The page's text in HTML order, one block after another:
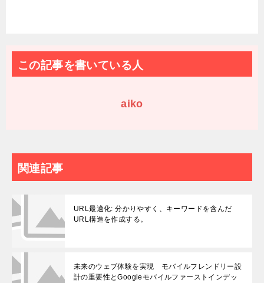
この記事を書いている人
aiko
関連記事
URL最適化: 分かりやすく、キーワードを含んだ
URL構造を作成する。
未来のウェブ体験を実現 モバイルフレンドリー設
計の重要性とGoogleモバイルファーストインデッ